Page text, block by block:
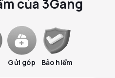
của 3Gang
Gửi góp Bảo hiểm